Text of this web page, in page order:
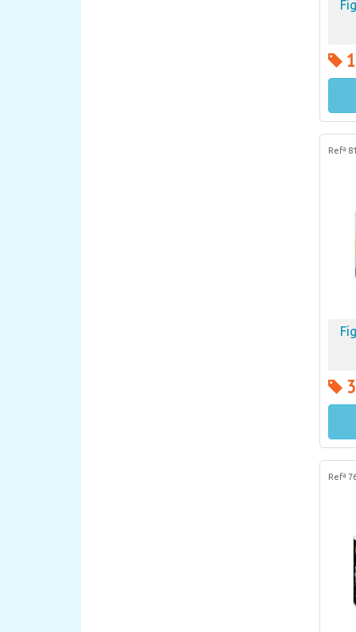
Refª
Refª